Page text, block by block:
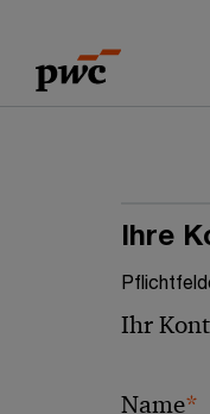
content
footer
Ihre
Ihr
Name*